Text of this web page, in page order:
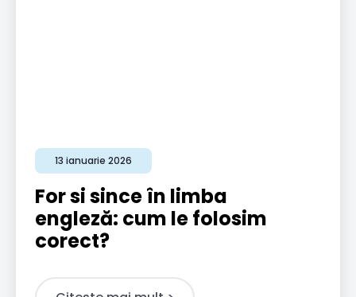
13 ianuarie 2026
For si since în limba
engleză: cum le folosim
corect?